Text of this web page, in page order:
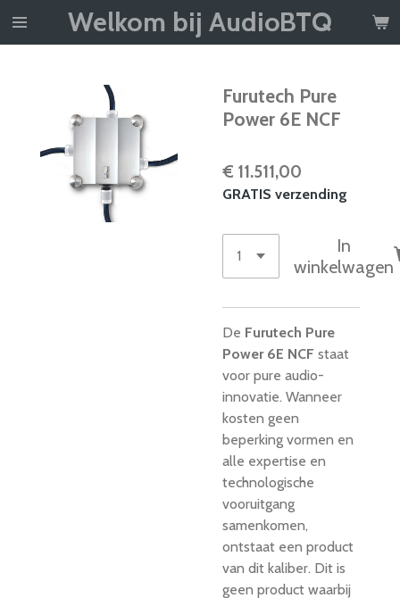
Ga
Welkom bij AudioBTQ
Furutech Pure
Power 6E NCF
€ 11.511,00
GRATIS verzending
In
winkelwagen
De Furutech Pure
Power 6E NCF staat
voor pure audio-
innovatie. Wanneer
kosten geen
beperking vormen en
alle expertise en
technologische
vooruitgang
samenkomen,
ontstaat een product
van dit kaliber. Dit is
geen product waarbij